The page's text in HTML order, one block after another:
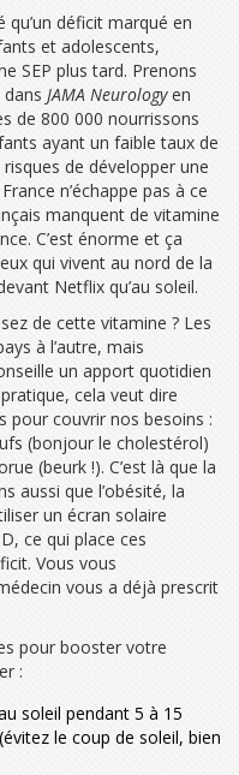
déficit marqué en
et adolescents,
SEP plus tard. Prenons
dans JAMA Neurologyen
de 800 000 nourrissons
ayant un faible taux de
de développer une
n’échappe pas à ce
manquent de vitamine
C’est énorme et ça
qui vivent au nord de la
Netflix qu’au soleil.
de cette vitamine ? Les
à l’autre, mais
un apport quotidien
cela veut dire
pour couvrir nos besoins :
(bonjour le cholestérol)
(beurk !). C’est là que la
aussi que l’obésité, la
un écran solaire
ce qui place ces
Vous vous
vous a déjà prescrit
pour booster votre
:
soleil pendant 5 à 15
le coup de soleil, bien